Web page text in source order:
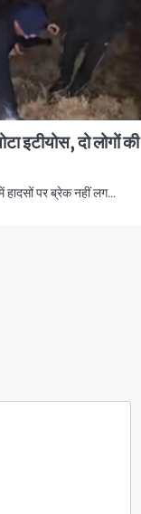
इटीयोस, दो लोगों की
हादसों पर ब्रेक नहीं लग…